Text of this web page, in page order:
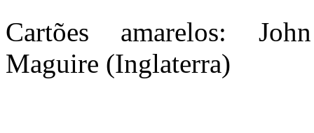
Cartões amarelos:
Maguire (Inglaterra)